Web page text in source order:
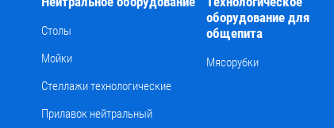
Столы
Мойки
Стеллажи технологические
Прилавок нейтральный
оборудование для
общепита
Мясорубки